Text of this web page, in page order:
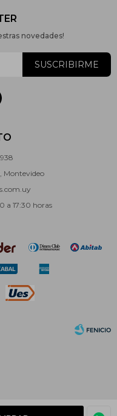
Montevideo
a 17:30 horas
novedades!
SUSCRIBIRME
Fenicio